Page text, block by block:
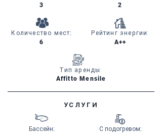
3
Количество мест:
6
2
Рейтинг энергии:
A++
Тип аренды:
Affitto Mensile
УСЛУГИ
Бассейн: С подогревом: